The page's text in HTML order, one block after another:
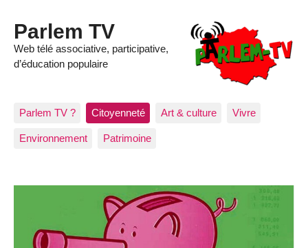
Parlem TV
Web télé associative, participative,
d’éducation populaire
Parlem TV ? Citoyenneté Art & culture Vivre
Environnement Patrimoine